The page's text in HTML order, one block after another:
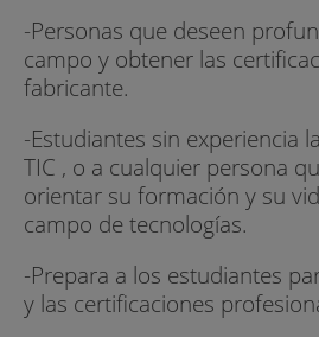
-Personas que deseen
campo y obtener las
fabricante.
-Estudiantes sin experiencia
TIC , o a cualquier persona
orientar su formación y su
campo de tecnologías.
-Prepara a los estudiantes
y las certificaciones